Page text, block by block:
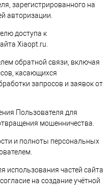
зарегистрированного на
авторизации.
доступа к
Xiaopt.ru.
обратной связи, включая
касающихся
запросов и заявок от
Пользователя для
мошенничества.
и полноты персональных
использования частей сайта
на создание учётной